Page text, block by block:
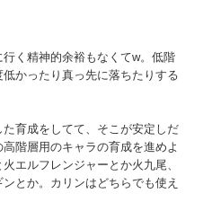
く精神的余裕もなくてw。低階
かったり真っ先に落ちたりする
育成をしてて、そこが安定しだ
階層用のキャラの育成を進めよ
エルフレンジャーとか火九尾、
とか。カリンはどちらでも使え